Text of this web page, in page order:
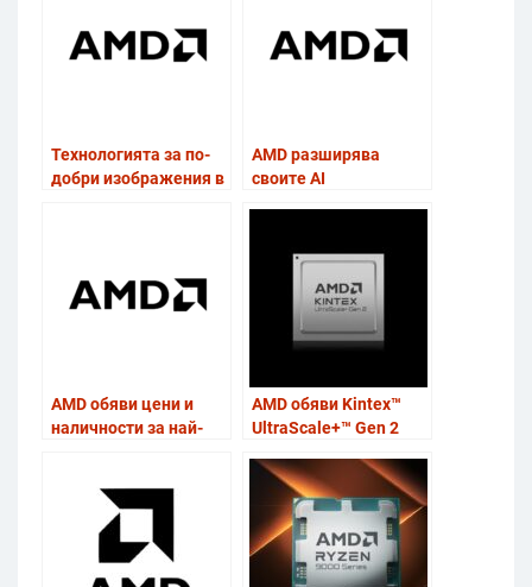
Технологията за по-
добри изображения в
AMD разширява
своите AI
графичните карти и
CES 2026
AMD обяви цени и
наличности за най-
AMD обяви Kintex™
UltraScale+™ Gen 2
интелигентни,
високопроизводителни
системи